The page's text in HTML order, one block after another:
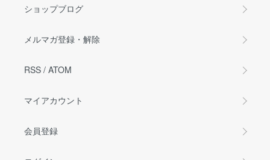
ショップブログ
メルマガ登録・解除
RSS / ATOM
マイアカウント
会員登録